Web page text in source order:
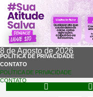
8 de Agosto de 2026
POLÍTICA DE PRIVACIDADE
CONTATO
POLÍTICA DE PRIVACIDADE
CONTATO